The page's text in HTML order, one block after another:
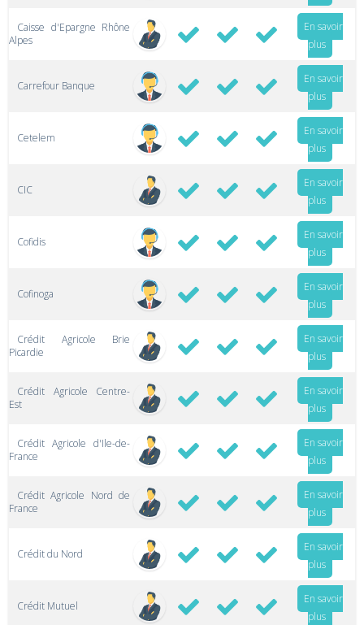
Caisse d'Epargne Rhône
Alpes
En savoir
plus
Carrefour Banque
En savoir
plus
Cetelem
En savoir
plus
CIC
En savoir
plus
Cofidis
En savoir
plus
Cofinoga
En savoir
plus
Crédit Agricole Brie
Picardie
En savoir
plus
Crédit Agricole Centre-
Est
En savoir
plus
Crédit Agricole d'Ile-de-
France
En savoir
plus
Crédit Agricole Nord de
France
En savoir
plus
Crédit du Nord
En savoir
plus
Crédit Mutuel
En savoir
plus